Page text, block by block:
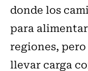
donde los
para
regiones,
llevar carga